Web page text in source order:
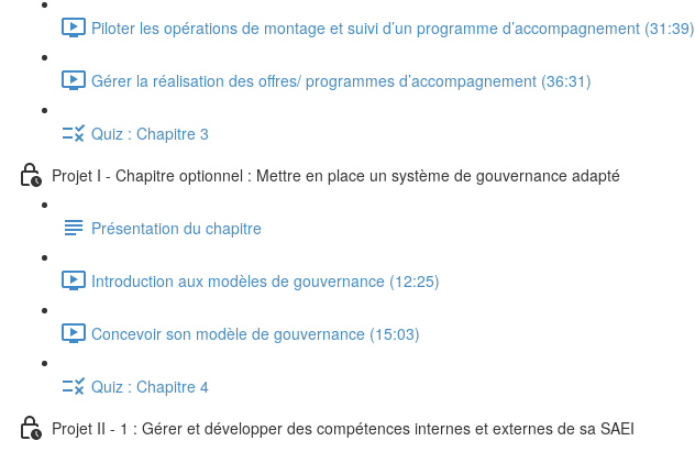
Piloter les opérations de montage et suivi d’un programme d’accompagnement (31:39)
Gérer la réalisation des offres/ programmes d’accompagnement (36:31)
Quiz : Chapitre 3
Projet I - Chapitre optionnel : Mettre en place un système de gouvernance adapté
Présentation du chapitre
Introduction aux modèles de gouvernance (12:25)
Concevoir son modèle de gouvernance (15:03)
Quiz : Chapitre 4
Projet II - 1 : Gérer et développer des compétences internes et externes de sa SAEI